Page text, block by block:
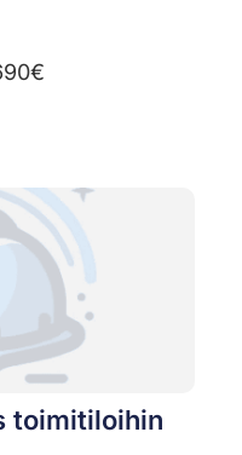
toimitiloihin